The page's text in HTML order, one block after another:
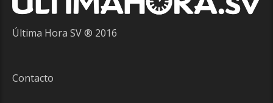
Última Hora SV ® 2016
Contacto